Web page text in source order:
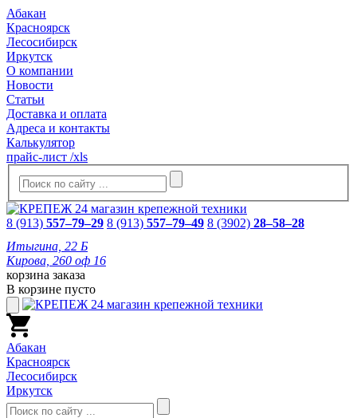
Абакан
Красноярск
Лесосибирск
Иркутск
О компании
Новости
Статьи
Доставка и оплата
Адреса и контакты
Калькулятор
прайс-лист /xls
8 (913) 557–79–29 8 (913) 557–79–49 8 (3902) 28–58–28
Итыгина, 22 Б
Кирова, 260 оф 16
корзина заказа
В корзине пусто
Абакан
Красноярск
Лесосибирск
Иркутск